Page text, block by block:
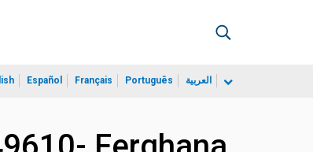
Español Français Português العربية